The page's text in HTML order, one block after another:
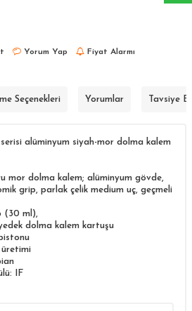
Yorum Yap Fiyat Alarmı
Seçenekleri Yorumlar Tavsiye
alüminyum siyah-mor dolma kalem
mor dolma kalem; alüminyum gövde,
grip, parlak çelik medium uç, geçmeli
(30 ml),
dolma kalem kartuşu
üretimi
IF